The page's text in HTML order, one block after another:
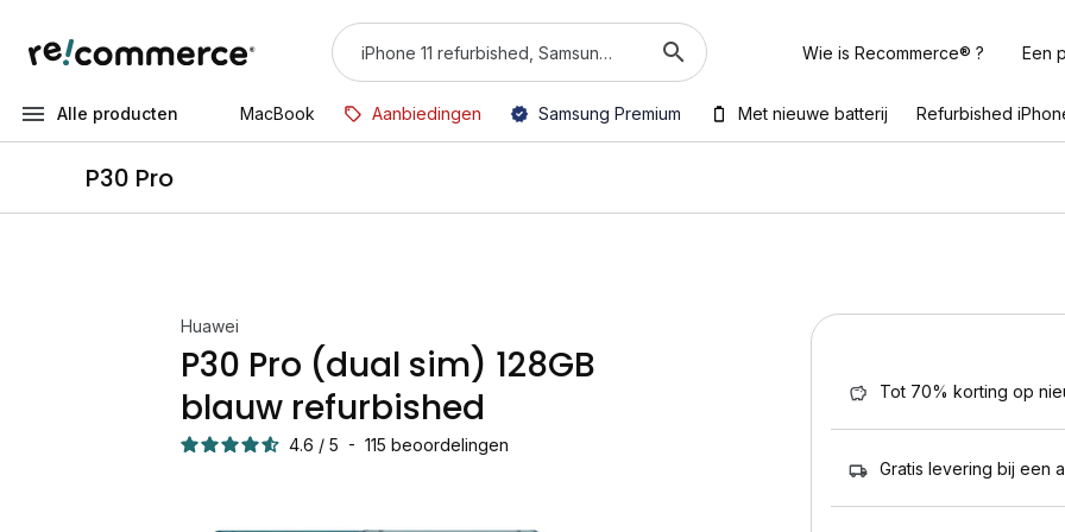
Wie is Recommerce® ? Een
Alle producten MacBook Aanbiedingen Samsung Premium Met nieuwe batterij Refurbished
P30 Pro
Huawei
P30 Pro (dual sim) 128GB
blauw refurbished
4.6 / 5 - 115 beoordelingen
Tot 70% korting op
Gratis levering bij een